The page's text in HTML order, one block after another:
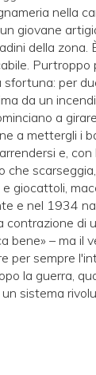
nella
giovane
della zona.
Purtroppo
per
da un
a
a mettergli i
e,
che
giocattoli,
e nel 1934
contrazione di
bene» – ma il
per sempre
la guerra,
sistema